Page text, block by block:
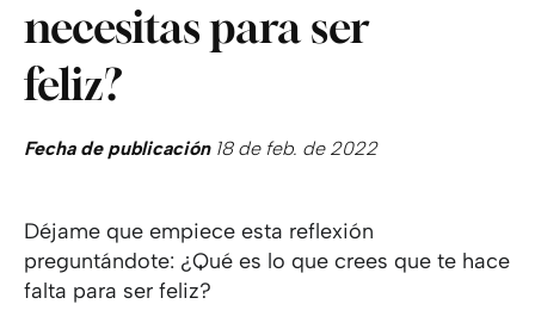
necesitas para ser
feliz?
Fecha de publicación18 de feb. de 2022
Déjame que empiece esta reflexión
preguntándote: ¿Qué es lo que crees que te hace
falta para ser feliz?